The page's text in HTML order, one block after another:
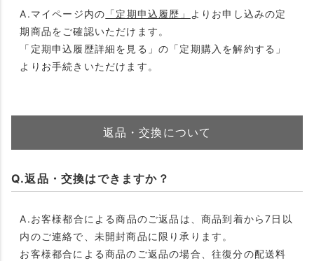
A.マイページ内の 「定期申込履歴」
よりお申し込みの定
期商品をご確認いただけます。
「定期申込履歴詳細を見る」の「定期購入を解約する」
よりお手続きいただけます。
返品・交換について
Q.返品・交換はできますか？
A.お客様都合による商品のご返品は、商品到着から7日以
内のご連絡で、未開封商品に限り承ります。
お客様都合による商品のご返品の場合、往復分の配送料